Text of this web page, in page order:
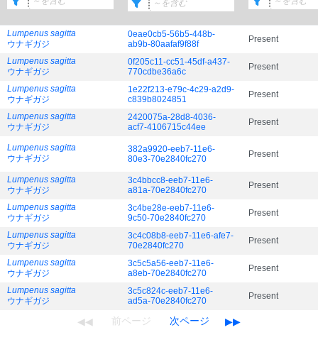
Lumpenus sagitta
ウナギガジ
0eae0cb5-56b5-448b-
ab9b-80aafaf9f88f
Present
Lumpenus sagitta
ウナギガジ
0f205c11-cc51-45df-a437-
770cdbe36a6c
Present
Lumpenus sagitta
ウナギガジ
1e22f213-e79c-4c29-a2d9-
c839b8024851
Present
Lumpenus sagitta
ウナギガジ
2420075a-28d8-4036-
acf7-4106715c44ee
Present
Lumpenus sagitta
ウナギガジ
382a9920-eeb7-11e6-
80e3-70e2840fc270
Present
Lumpenus sagitta
ウナギガジ
3c4bbcc8-eeb7-11e6-
a81a-70e2840fc270
Present
Lumpenus sagitta
ウナギガジ
3c4be28e-eeb7-11e6-
9c50-70e2840fc270
Present
Lumpenus sagitta
ウナギガジ
3c4c08b8-eeb7-11e6-afe7-
70e2840fc270
Present
Lumpenus sagitta
ウナギガジ
3c5c5a56-eeb7-11e6-
a8eb-70e2840fc270
Present
Lumpenus sagitta
ウナギガジ
3c5c824c-eeb7-11e6-
ad5a-70e2840fc270
Present